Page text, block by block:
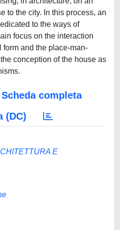
to the city. In this process, an
to the ways of
focus on the interaction
form and the place-man-
conception of the house as
Scheda completa
(DC)
E